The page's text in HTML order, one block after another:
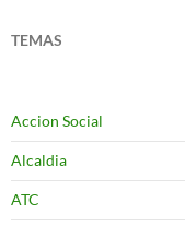
TEMAS
Accion Social
Alcaldia
ATC